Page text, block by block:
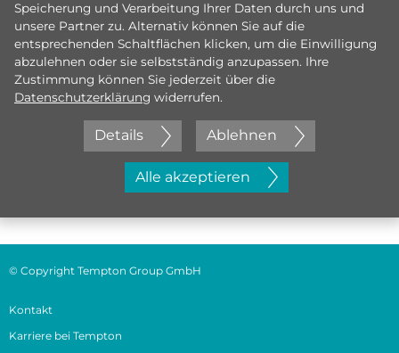
Jetzt initiativ bewerben
Speicherung und Verarbeitung Ihrer Daten durch uns und
unsere Partner zu. Alternativ können Sie auf die
entsprechenden Schaltflächen klicken, um die Einwilligung
abzulehnen oder sie selbstständig anzupassen. Ihre
Zustimmung können Sie jederzeit über die
Datenschutzerklärung widerrufen.
Details Ablehnen
Alle akzeptieren
© Copyright Tempton Group GmbH
Kontakt
Karriere bei Tempton